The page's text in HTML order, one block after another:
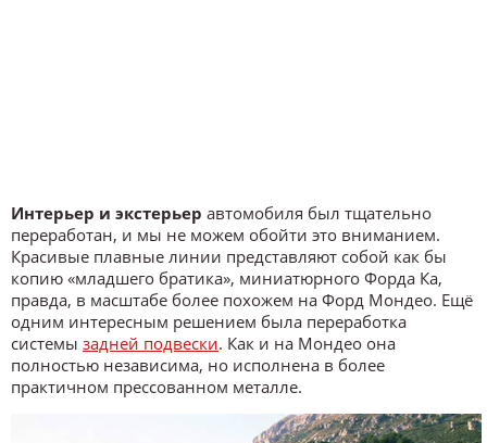
Интерьер и экстерьер автомобиля был тщательно
переработан, и мы не можем обойти это вниманием.
Красивые плавные линии представляют собой как бы
копию «младшего братика», миниатюрного Форда Ка,
правда, в масштабе более похожем на Форд Мондео. Ещё
одним интересным решением была переработка
системы задней подвески. Как и на Мондео она
полностью независима, но исполнена в более
практичном прессованном металле.